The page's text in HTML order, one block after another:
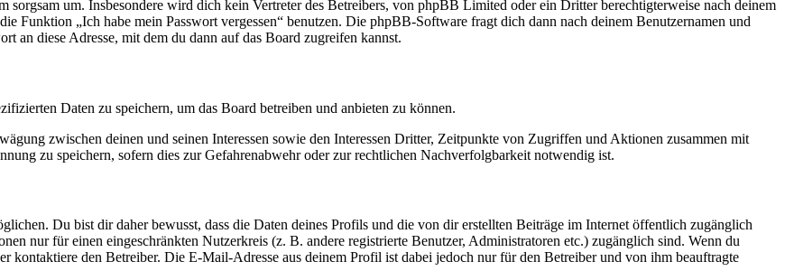
sorgsam um. Insbesondere wird dich kein Vertreter des Betreibers, von phpBB Limited oder ein Dritter berechtigterweise nach deinem
Funktion „Ich habe mein Passwort vergessen“ benutzen. Die phpBB-Software fragt dich dann nach deinem Benutzernamen und
an diese Adresse, mit dem du dann auf das Board zugreifen kannst.
Daten zu speichern, um das Board betreiben und anbieten zu können.
zwischen deinen und seinen Interessen sowie den Interessen Dritter, Zeitpunkte von Zugriffen und Aktionen zusammen mit
zu speichern, sofern dies zur Gefahrenabwehr oder zur rechtlichen Nachverfolgbarkeit notwendig ist.
Du bist dir daher bewusst, dass die Daten deines Profils und die von dir erstellten Beiträge im Internet öffentlich zugänglich
nur für einen eingeschränkten Nutzerkreis (z. B. andere registrierte Benutzer, Administratoren etc.) zugänglich sind. Wenn du
kontaktiere den Betreiber. Die E-Mail-Adresse aus deinem Profil ist dabei jedoch nur für den Betreiber und von ihm beauftragte